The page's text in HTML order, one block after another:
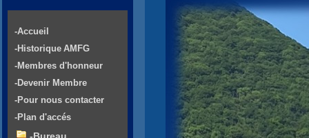
-Accueil
-Historique AMFG
-Membres d'honneur
-Devenir Membre
-Pour nous contacter
-Plan d'accés